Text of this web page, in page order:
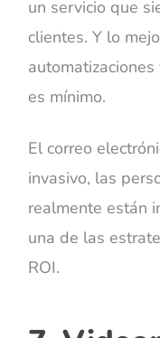
un servicio que
clientes. Y lo
es mínimo.
El correo
invasivo, las
realmente están
una de las
ROI.